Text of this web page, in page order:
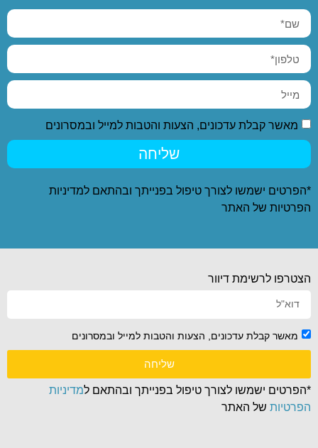
מאשר קבלת עדכונים, הצעות והטבות למייל ובמסרונים
שליחה
*הפרטים ישמשו לצורך טיפול בפנייתך ובהתאם למדיניות
הפרטיות של האתר
הצטרפו לרשימת דיוור
מאשר קבלת עדכונים, הצעות והטבות למייל ובמסרונים
שליחה
*הפרטים ישמשו לצורך טיפול בפנייתך ובהתאם למדיניות
הפרטיות של האתר